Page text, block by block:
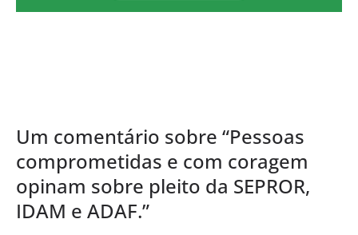
Um comentário sobre “Pessoas
comprometidas e com coragem
opinam sobre pleito da SEPROR,
IDAM e ADAF.”